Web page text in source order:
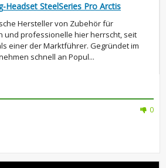
Headset SteelSeries Pro Arctis
Hersteller von Zubehör für
und professionelle hier herrscht, seit
einer der Marktführer. Gegründet im
schnell an Popul...
0